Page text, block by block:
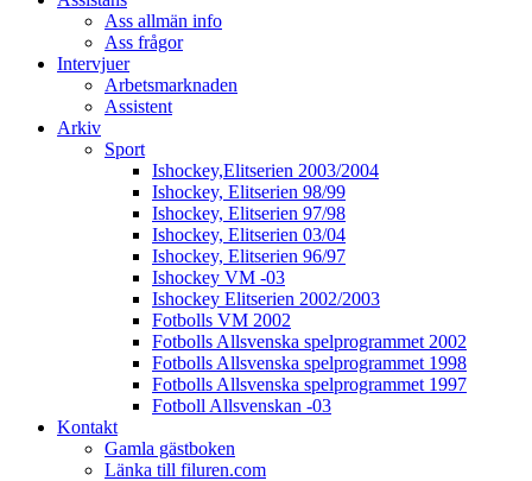
Ass allmän info
Ass frågor
Intervjuer
Arbetsmarknaden
Assistent
Arkiv
Sport
Ishockey,Elitserien 2003/2004
Ishockey, Elitserien 98/99
Ishockey, Elitserien 97/98
Ishockey, Elitserien 03/04
Ishockey, Elitserien 96/97
Ishockey VM -03
Ishockey Elitserien 2002/2003
Fotbolls VM 2002
Fotbolls Allsvenska spelprogrammet 2002
Fotbolls Allsvenska spelprogrammet 1998
Fotbolls Allsvenska spelprogrammet 1997
Fotboll Allsvenskan -03
Kontakt
Gamla gästboken
Länka till filuren.com